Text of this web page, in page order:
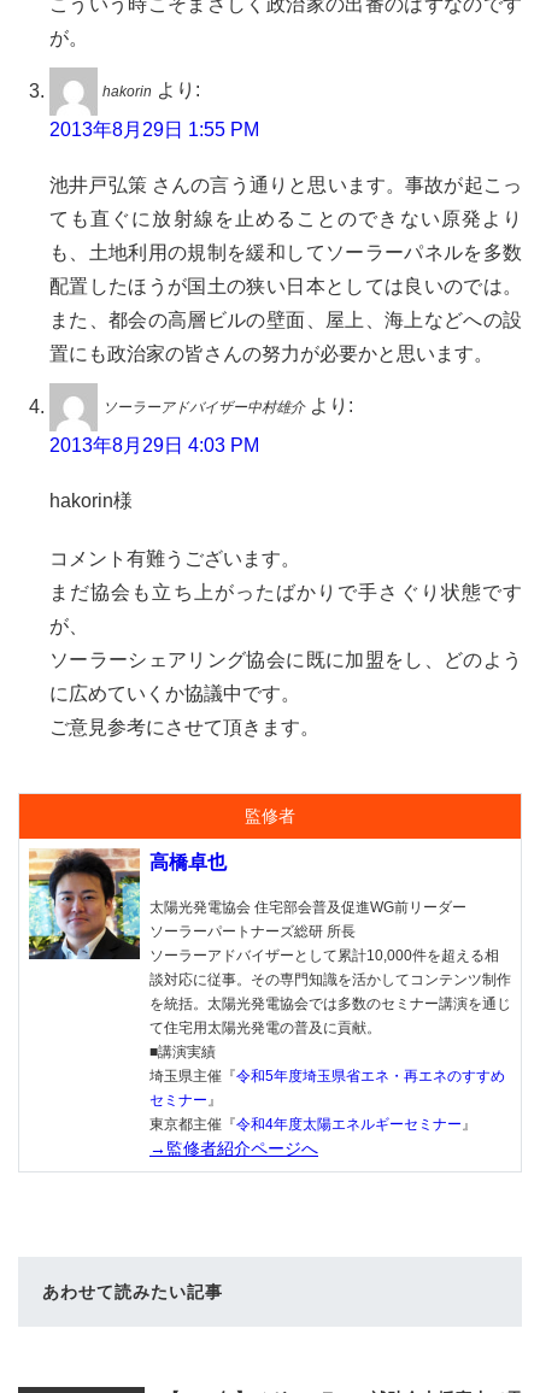
こういう時こそまさしく政治家の出番のはずなのです
が。
hakorin より:
2013年8月29日 1:55 PM
池井戸弘策 さんの言う通りと思います。事故が起こっ
ても直ぐに放射線を止めることのできない原発より
も、土地利用の規制を緩和してソーラーパネルを多数
配置したほうが国土の狭い日本としては良いのでは。
また、都会の高層ビルの壁面、屋上、海上などへの設
置にも政治家の皆さんの努力が必要かと思います。
ソーラーアドバイザー中村雄介 より:
2013年8月29日 4:03 PM
hakorin様
コメント有難うございます。
まだ協会も立ち上がったばかりで手さぐり状態です
が、
ソーラーシェアリング協会に既に加盟をし、どのよう
に広めていくか協議中です。
ご意見参考にさせて頂きます。
監修者
高橋卓也
太陽光発電協会 住宅部会普及促進WG前リーダー
ソーラーパートナーズ総研 所長
ソーラーアドバイザーとして累計10,000件を超える相
談対応に従事。その専門知識を活かしてコンテンツ制作
を統括。太陽光発電協会では多数のセミナー講演を通じ
て住宅用太陽光発電の普及に貢献。
■講演実績
埼玉県主催『令和5年度埼玉県省エネ・再エネのすすめ
セミナー』
東京都主催『令和4年度太陽エネルギーセミナー』
→監修者紹介ページへ
あわせて読みたい記事